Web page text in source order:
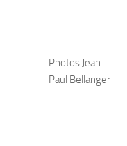
Photos Jean
Paul Bellanger